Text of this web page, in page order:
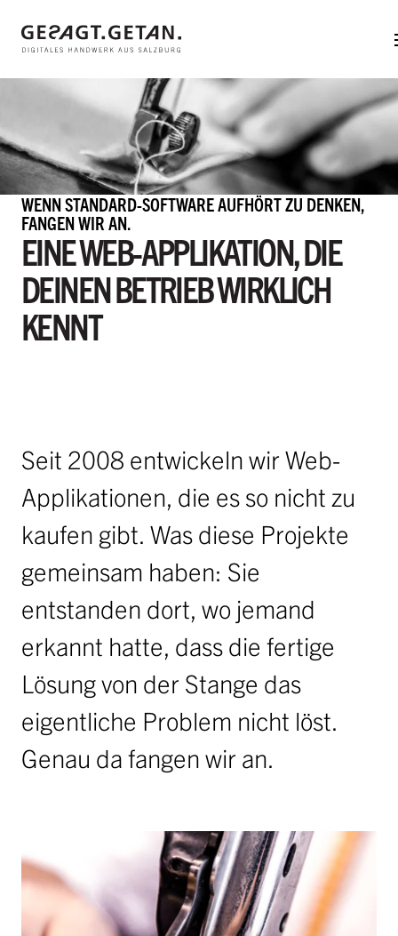
Zum Hauptinhalt
Neos CMS
Shopify
untermenü einblenden
gesagt.getan.
In aller Kürze
Mit uns arbeiten
Team
Referenzen
Hinter den Kulissen
Initiative Österreich 2040
Partner
anfrage
EINE WEB-APPLIKATION, DIE
DEINEN BETRIEB WIRKLICH
KENNT
WENN STANDARD-SOFTWARE AUFHÖRT ZU DENKEN,
FANGEN WIR AN.
Seit 2008 entwickeln wir Web-
Applikationen, die es so nicht zu
kaufen gibt. Was diese Projekte
gemeinsam haben: Sie
entstanden dort, wo jemand
erkannt hatte, dass die fertige
Lösung von der Stange das
eigentliche Problem nicht löst.
Genau da fangen wir an.